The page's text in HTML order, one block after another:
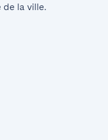
de la ville.